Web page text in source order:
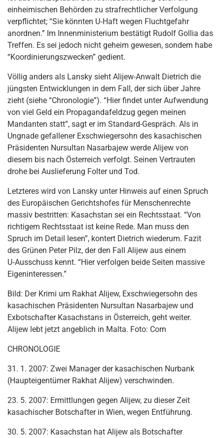
einheimischen Behörden zu strafrechtlicher Verfolgung
verpflichtet; “Sie könnten U‑Haft wegen Fluchtgefahr
anordnen.” Im Innenministerium bestätigt Rudolf Gollia das
Treffen. Es sei jedoch nicht geheim gewesen, sondern habe
“Koordinierungszwecken” gedient.
Völlig anders als Lansky sieht Alijew-Anwalt Dietrich die
jüngsten Entwicklungen in dem Fall, der sich über Jahre
zieht (siehe “Chronologie”). “Hier findet unter Aufwendung
von viel Geld ein Propagandafeldzug gegen meinen
Mandanten statt”, sagt er im Standard-Gespräch. Als in
Ungnade gefallener Exschwiegersohn des kasachischen
Präsidenten Nursultan Nasarbajew werde Alijew von
diesem bis nach Österreich verfolgt. Seinen Vertrauten
drohe bei Auslieferung Folter und Tod.
Letzteres wird von Lansky unter Hinweis auf einen Spruch
des Europäischen Gerichtshofes für Menschenrechte
massiv bestritten: Kasachstan sei ein Rechtsstaat. “Von
richtigem Rechtsstaat ist keine Rede. Man muss den
Spruch im Detail lesen”, kontert Dietrich wiederum. Fazit
des Grünen Peter Pilz, der den Fall Alijew aus einem
U‑Ausschuss kennt. “Hier verfolgen beide Seiten massive
Eigeninteressen.”
Bild: Der Krimi um Rakhat Alijew, Exschwiegersohn des
kasachischen Präsidenten Nursultan Nasarbajew und
Exbotschafter Kasachstans in Österreich, geht weiter.
Alijew lebt jetzt angeblich in Malta. Foto: Corn
CHRONOLOGIE
31. 1. 2007: Zwei Manager der kasachischen Nurbank
(Haupteigentümer Rakhat Alijew) verschwinden.
23. 5. 2007: Ermittlungen gegen Alijew, zu dieser Zeit
kasachischer Botschafter in Wien, wegen Entführung.
30. 5. 2007: Kasachstan hat Alijew als Botschafter